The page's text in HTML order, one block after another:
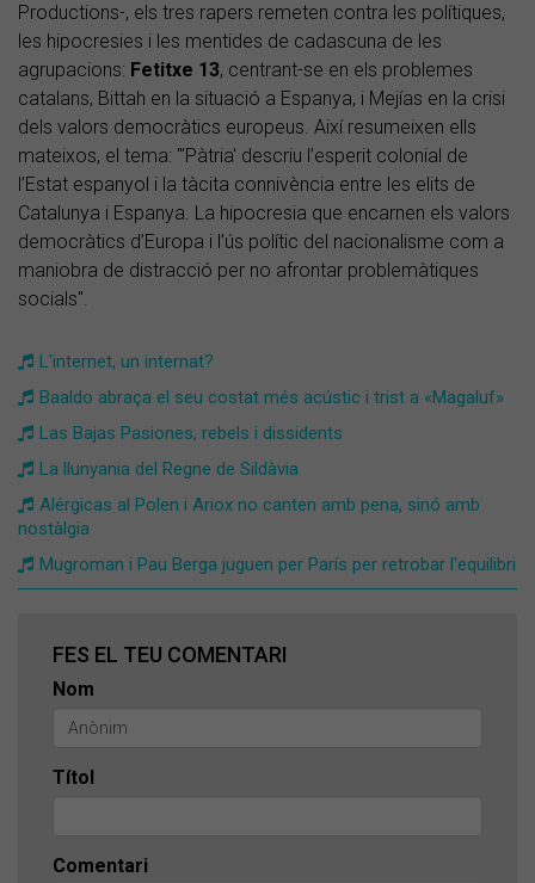
Productions-, els tres rapers remeten contra les polítiques,
les hipocresies i les mentides de cadascuna de les
agrupacions: Fetitxe 13, centrant-se en els problemes
catalans, Bittah en la situació a Espanya, i Mejías en la crisi
dels valors democràtics europeus. Així resumeixen ells
mateixos, el tema: "'Pàtria' descriu l’esperit colonial de
l’Estat espanyol i la tàcita connivència entre les elits de
Catalunya i Espanya. La hipocresia que encarnen els valors
democràtics d’Europa i l’ús polític del nacionalisme com a
maniobra de distracció per no afrontar problemàtiques
socials".
L'internet, un internat?
Baaldo abraça el seu costat més acústic i trist a «Magaluf»
Las Bajas Pasiones, rebels i dissidents
La llunyania del Regne de Sildàvia
Alérgicas al Polen i Ariox no canten amb pena, sinó amb
nostàlgia
Mugroman i Pau Berga juguen per París per retrobar l'equilibri
FES EL TEU COMENTARI
Nom
Títol
Comentari